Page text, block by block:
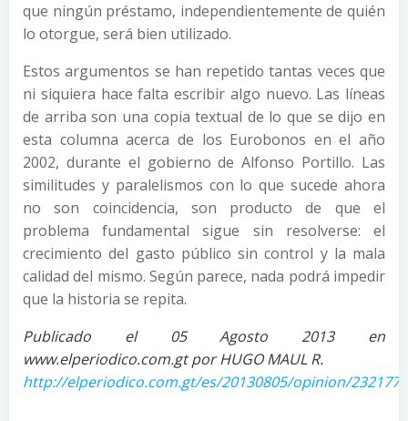
que ningún préstamo, independientemente de quién
lo otorgue, será bien utilizado.
Estos argumentos se han repetido tantas veces que
ni siquiera hace falta escribir algo nuevo. Las líneas
de arriba son una copia textual de lo que se dijo en
esta columna acerca de los Eurobonos en el año
2002, durante el gobierno de Alfonso Portillo. Las
similitudes y paralelismos con lo que sucede ahora
no son coincidencia, son producto de que el
problema fundamental sigue sin resolverse: el
crecimiento del gasto público sin control y la mala
calidad del mismo. Según parece, nada podrá impedir
que la historia se repita.
Publicado el 05 Agosto 2013 en
www.elperiodico.com.gt por HUGO MAUL R.
http://elperiodico.com.gt/es/20130805/opinion/232177/